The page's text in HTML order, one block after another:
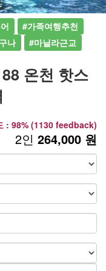
#가족여행추천
나 #마닐라근교
온천 핫스
: 98% (1130 feedback)
2인 264,000 원